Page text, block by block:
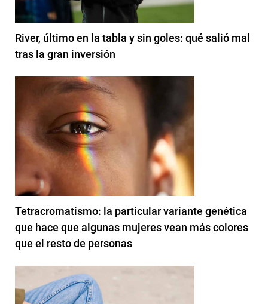
River, último en la tabla y sin goles: qué salió mal
tras la gran inversión
Tetracromatismo: la particular variante genética
que hace que algunas mujeres vean más colores
que el resto de personas